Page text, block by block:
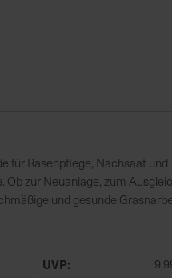
für Rasenpflege, Nachsaat
zur Neuanlage, zum
und gesunde
UVP